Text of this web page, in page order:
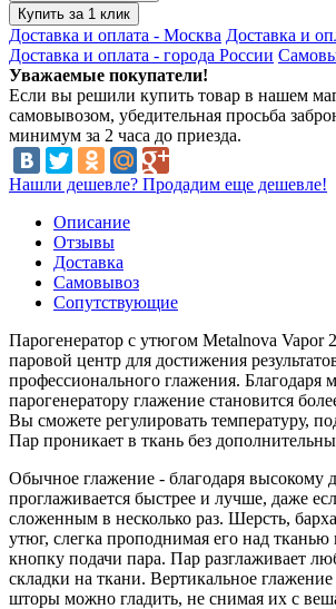
Купить за 1 клик
Доставка и оплата - Москва Доставка и
Доставка и оплата - города России
Уважаемые покупатели!
Если вы решили купить товар в нашем
самовывозом, убедительная просьба
минимум за 2 часа до приезда.
Нашли дешевле? Продадим еще дешевле!
Описание
Отзывы
Доставка
Самовывоз
Сопутствующие
Парогенератор с утюгом Metalnova Vapor
паровой центр для достижения
профессионального глажения. Благодаря
парогенератору глажение становится
Вы сможете регулировать температуру,
Пар проникает в ткань без
Обычное глажение - благодаря высокому
проглаживается быстрее и лучше, даже
сложенным в несколько раз. Шерсть,
утюг, слегка проподнимая его над
кнопку подачи пара. Пар разглаживает
складки на ткани. Вертикальное
шторы можно гладить, не снимая их с